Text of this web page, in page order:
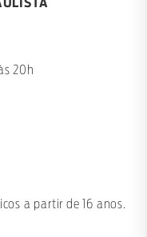
20h
a partir de 16 anos.